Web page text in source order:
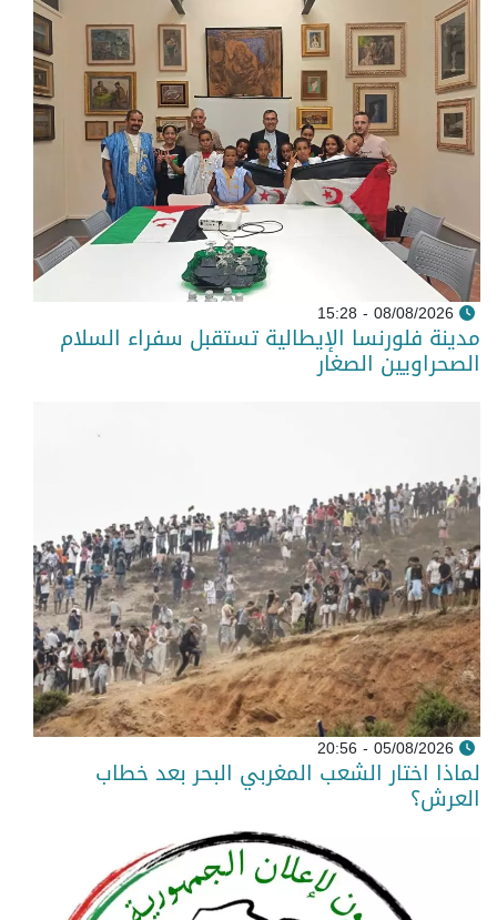
08/08/2026 - 15:28
مدينة فلورنسا الإيطالية تستقبل سفراء السلام
الصحراويين الصغار
05/08/2026 - 20:56
لماذا اختار الشعب المغربي البحر بعد خطاب
العرش؟